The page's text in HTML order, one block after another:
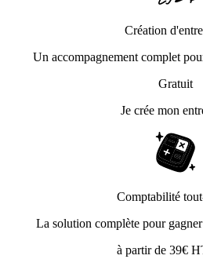
Création
Un accompagnement complet
Gratuit
Je crée mon
Comptabilité
La solution complète pour
à partir de 39€